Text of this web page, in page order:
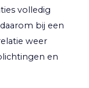
volledig
bij een
weer
en